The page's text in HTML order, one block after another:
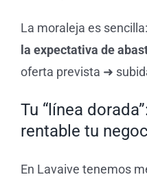
La moraleja es sencilla:
la expectativa de
oferta prevista ➜
Tu “línea
rentable tu
En Lavaive tenemos